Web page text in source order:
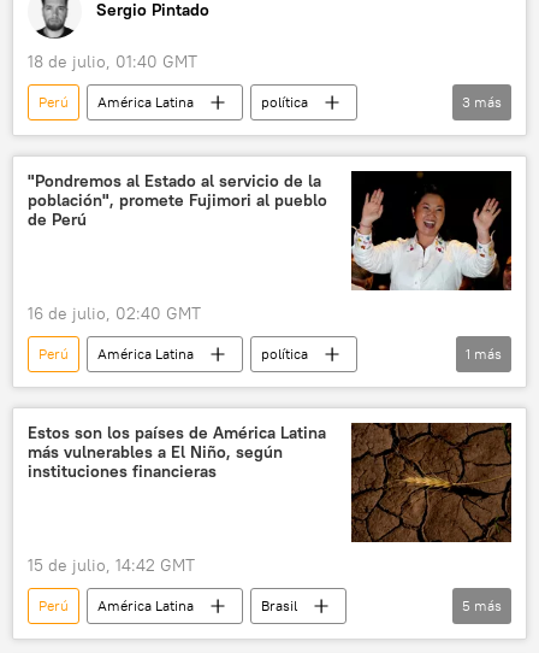
Sergio Pintado
18 de julio, 01:40 GMT
Perú América Latina
política
Keiko Fujimori
💬 Opinión y Análisis
Alberto Fujimori
3 más
"Pondremos al Estado al servicio de la
población", promete Fujimori al pueblo
de Perú
16 de julio, 02:40 GMT
Perú América Latina
política
Keiko Fujimori
1 más
Estos son los países de América Latina
más vulnerables a El Niño, según
instituciones financieras
15 de julio, 14:42 GMT
Perú América Latina
Brasil
Colombia
UBS
5 más